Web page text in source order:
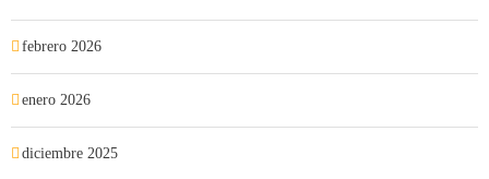
febrero 2026
enero 2026
diciembre 2025